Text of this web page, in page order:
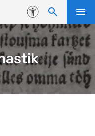
Juurdepääsetavus